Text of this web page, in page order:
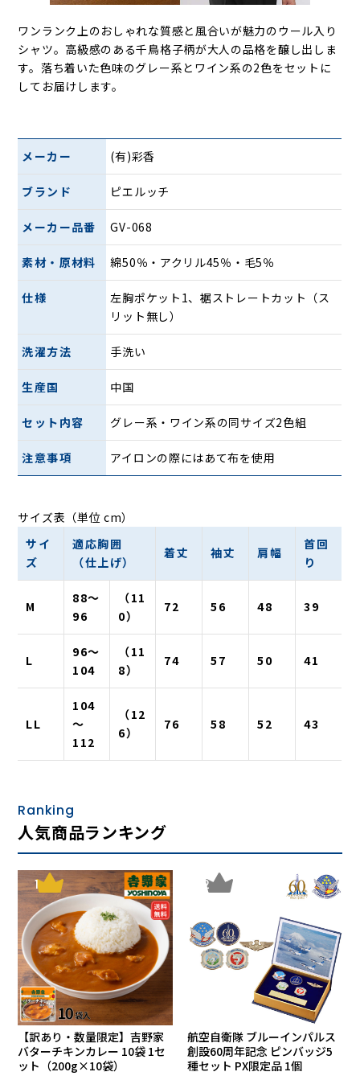
ワンランク上のおしゃれな質感と風合いが魅力のウール入り
シャツ。高級感のある千鳥格子柄が大人の品格を醸し出しま
す。落ち着いた色味のグレー系とワイン系の2色をセットに
してお届けします。
メーカー (有)彩香
ブランド ピエルッチ
メーカー品番 GV-068
素材・原材料 綿50％・アクリル45％・毛5％
仕様
左胸ポケット1、裾ストレートカット（ス
リット無し）
洗濯方法 手洗い
生産国 中国
セット内容 グレー系・ワイン系の同サイズ2色組
注意事項 アイロンの際にはあて布を使用
サイズ表（単位 cm）
サイ
ズ
適応胸囲
（仕上げ）
着丈 袖丈 肩幅
首回
り
M
88～
96
（11
0）
72 56 48 39
L
96～
104
（11
8）
74 57 50 41
LL
104
～
112
（12
6）
76 58 52 43
Ranking
人気商品ランキング
1
【訳あり・数量限定】吉野家
バターチキンカレー 10袋 1セ
ット（200g×10袋）
2
航空自衛隊 ブルーインパルス
創設60周年記念 ピンバッジ5
種セット PX限定品 1個